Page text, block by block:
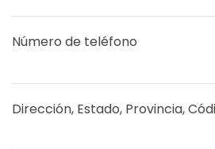
Número de teléfono
Dirección, Estado, Provincia,